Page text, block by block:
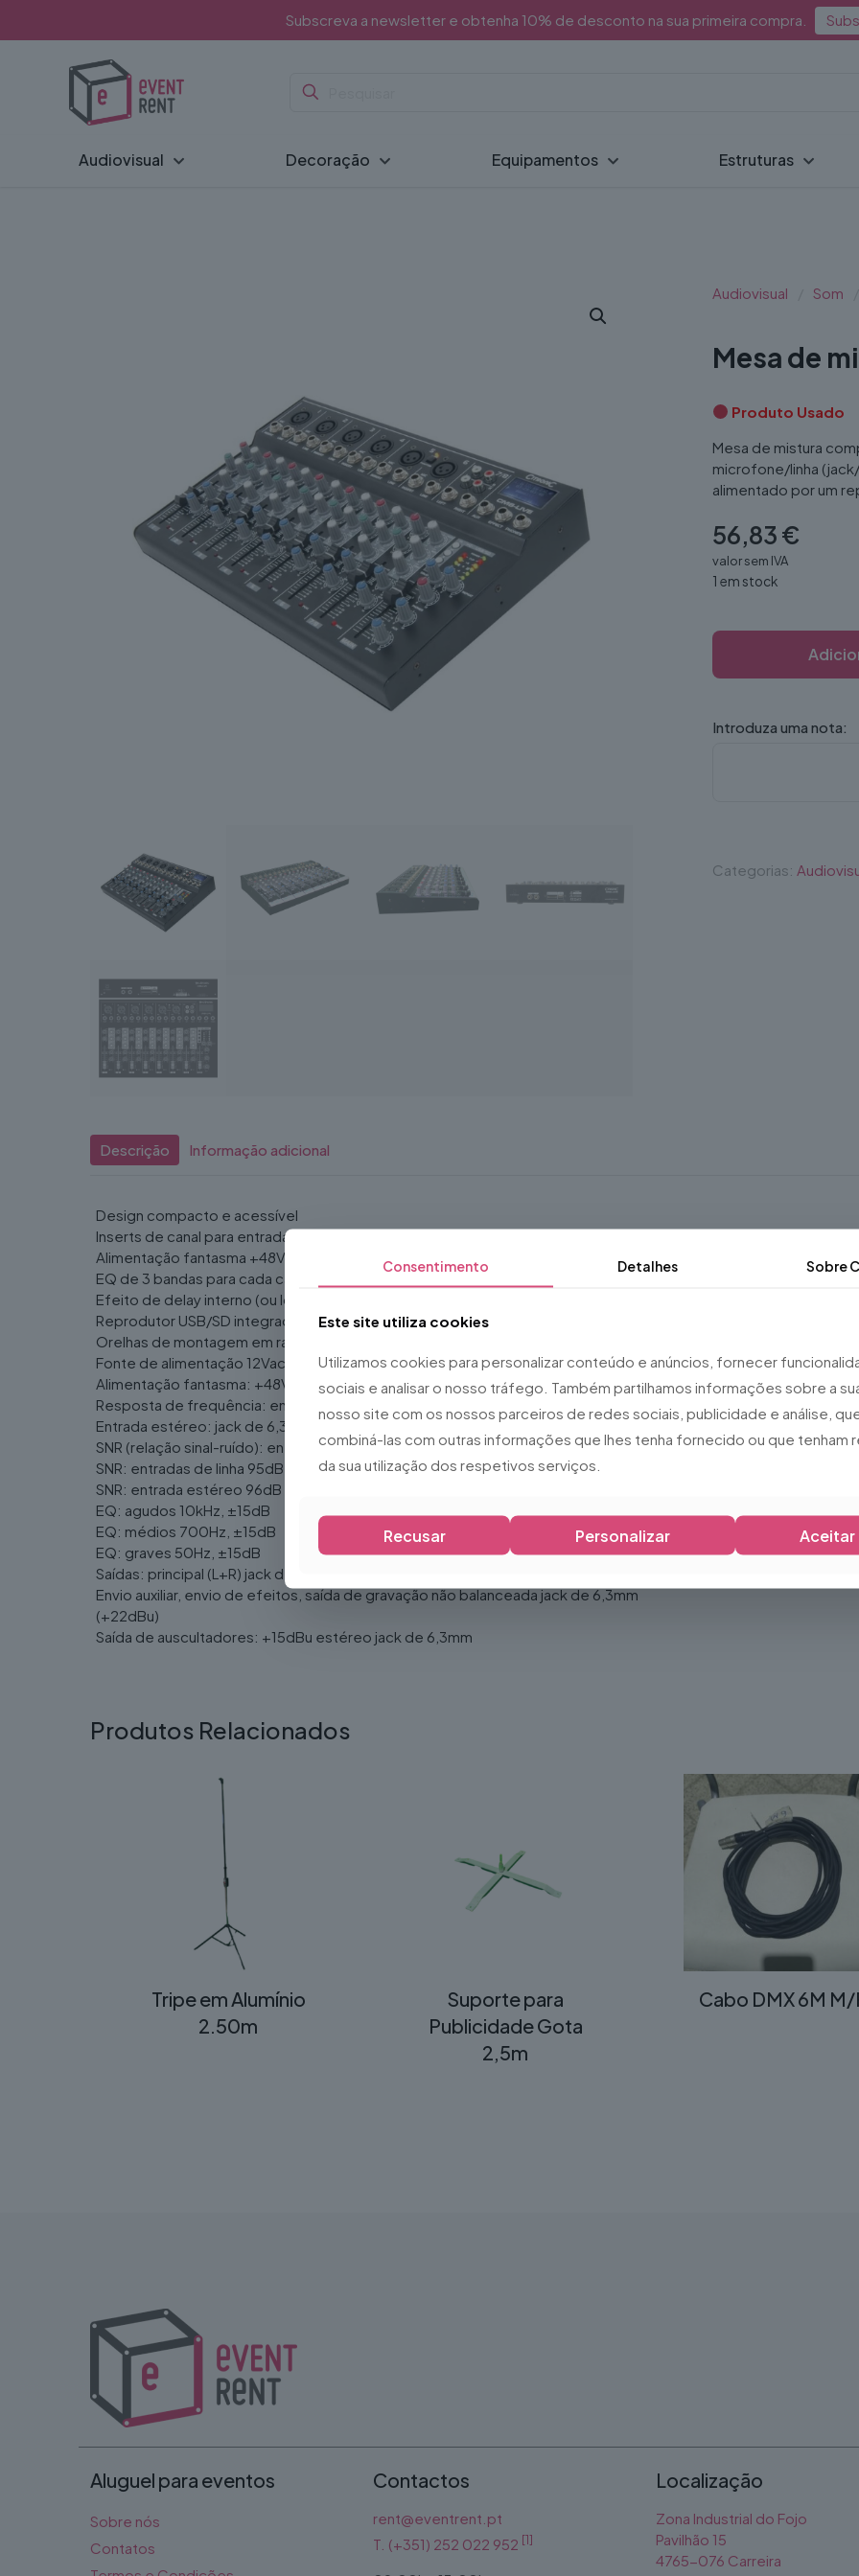
Subscreva a newsletter e obtenha 10% de desconto na sua primeira compra.
Audiovisual Decoração Equipamentos Estruturas
Audiovisual Som
Mesa de
Produto Usado
Mesa de mistura
microfone/linha
alimentado por um
56,83€
valor sem IVA
1 em stock
Introduza uma nota:
Categorias:
Descrição Informação adicional
Design compacto e acessível
Inserts de canal para entradas de microfone/linha
Alimentação fantasma +48V comutável
EQ de 3 bandas para cada canal
Efeito de delay interno (ou loop de efeitos)
Reprodutor USB/SD integrado
Orelhas de montagem em rack fornecidas com os modelos CM8 e CM10
Fonte de alimentação 12Vac 1000mA (incluída)
Alimentação fantasma: +48V comutável (entradas XLR)
Resposta de frequência: entradas 20Hz-20kHz
Entrada estéreo: jack de 6,3mm/RCA (-8 a +15dB / +13 a +60 paralelo)
SNR (relação sinal-ruído): entradas de microfone 120dB E.I.N.
SNR: entradas de linha 95dB E.I.N.
SNR: entrada estéreo 96dB E.I.N. (ou 104dB E.I.N. em paralelo)
EQ: agudos 10kHz, ±15dB
EQ: médios 700Hz, ±15dB
EQ: graves 50Hz, ±15dB
Saídas: principal (L+R) jack de 6,3mm (+28dBu balanceado / +22dBu não balanceado)
Envio auxiliar, envio de efeitos, saída de gravação não balanceada jack de 6,3mm
(+22dBu)
Saída de auscultadores: +15dBu estéreo jack de 6,3mm
Produtos Relacionados
Tripe em Alumínio
2.50m
Suporte para
Publicidade Gota
2,5m
Cabo DMX 6M M/
Aluguel para eventos
Sobre nós
Contatos
Contactos
rent@eventrent.pt
T. (+351) 252 022 952 [1]
Localização
Zona Industrial do Fojo
Pavilhão 15
4765-076 Carreira
Consentimento Detalhes Sobre
Este site utiliza cookies
Utilizamos cookies para personalizar conteúdo e anúncios, fornecer
sociais e analisar o nosso tráfego. Também partilhamos informações sobre a
nosso site com os nossos parceiros de redes sociais, publicidade e análise,
combiná-las com outras informações que lhes tenha fornecido ou que tenham
da sua utilização dos respetivos serviços.
Recusar Personalizar